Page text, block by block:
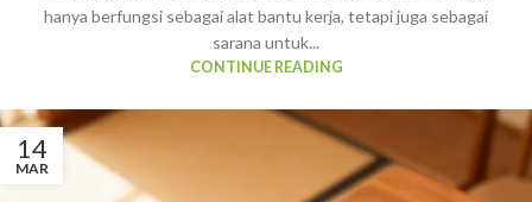
hanya berfungsi sebagai alat bantu kerja, tetapi juga sebagai
sarana untuk...
CONTINUE READING
14
MAR